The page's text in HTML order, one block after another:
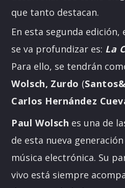
que tanto destacan.
En esta segunda
se va profundizar es: La
Para ello, se tendrán
Wolsch, Zurdo (
Carlos Hernández
Paul Wolsch es una de
de esta nueva
música electrónica. Su
vivo está siempre